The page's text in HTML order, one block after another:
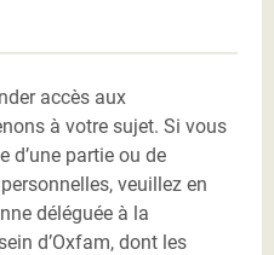
accès aux
à votre sujet. Si vous
d’une partie ou de
veuillez en
déléguée à la
d’Oxfam, dont les